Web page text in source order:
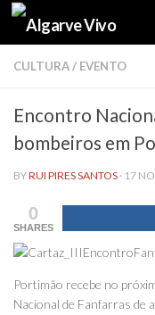
Skip to content
CULTURA/ EVENTO
Encontro
bombeiros em
BYRUI PIRES SANTOS · 17
0
SHARES
Portimão recebe no
Nacional de Fanfarras de